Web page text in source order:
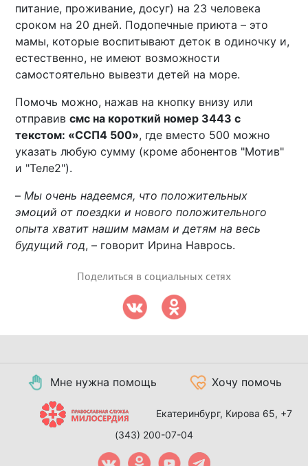
питание, проживание, досуг) на 23 человека
сроком на 20 дней. Подопечные приюта – это
мамы, которые воспитывают деток в одиночку и,
естественно, не имеют возможности
самостоятельно вывезти детей на море.
Помочь можно, нажав на кнопку внизу или
отправивсмс на короткий номер 3443 с
текстом: «ССП4 500», где вместо 500 можно
указать любую сумму (кроме абонентов "Мотив"
и "Теле2").
–Мы очень надеемся, что положительных
эмоций от поездки и нового положительного
опыта хватит нашим мамам и детям на весь
будущий год, – говорит Ирина Наврось.
Поделиться в социальных сетях
Мне нужна помощь Хочу помочь
Екатеринбург, Кирова 65, +7
(343) 200-07-04